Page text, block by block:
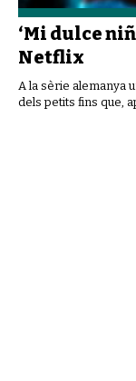
‘Mi dulce
Netflix
A la sèrie alemanya
dels petits fins que,